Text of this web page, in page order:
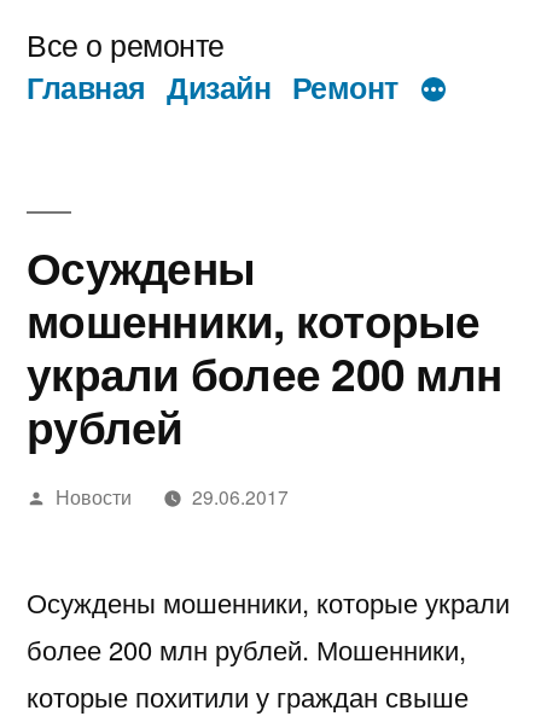
содержимому
Все о ремонте
Главная Дизайн Ремонт
Осуждены
мошенники, которые
украли более 200 млн
рублей
Написано
Новости 29.06.2017
Осуждены мошенники, которые украли
более 200 млн рублей. Мошенники,
которые похитили у граждан свыше